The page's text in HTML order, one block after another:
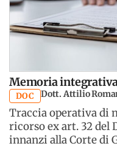
Memoria
DOC Dott. Attilio
Traccia operativa di
ricorso ex art. 32 del
innanzi alla Corte di